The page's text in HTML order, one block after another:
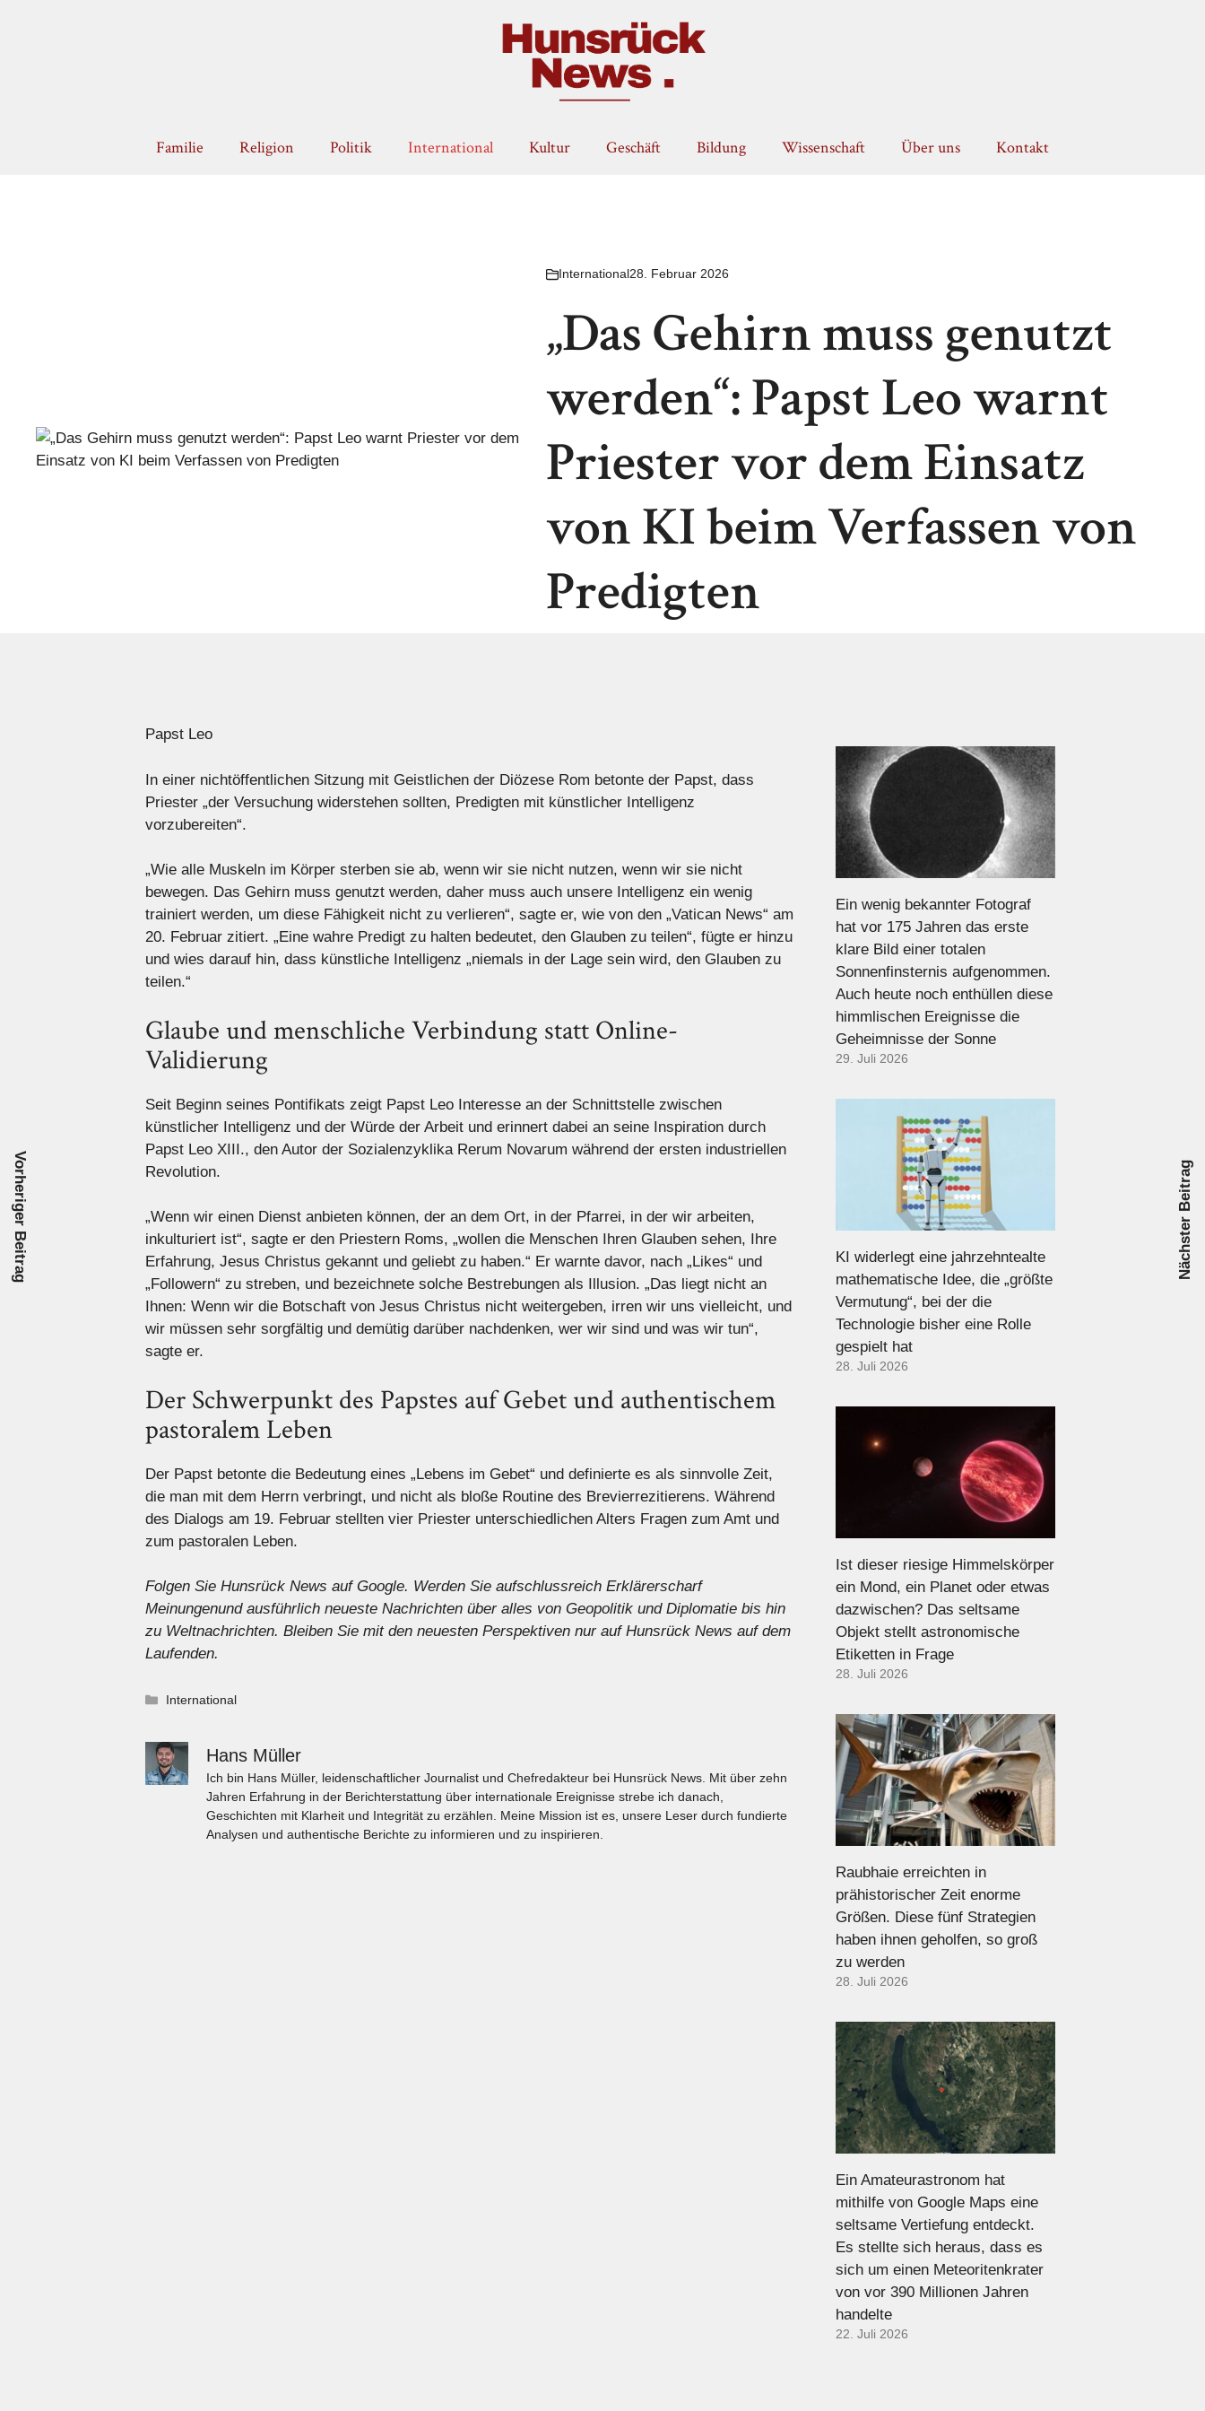
Familie Religion Politik International Kultur Geschäft Bildung Wissenschaft Über uns Kontakt
International28. Februar 2026
„Das Gehirn muss genutzt
werden“: Papst Leo warnt
Priester vor dem Einsatz
von KI beim Verfassen von
Predigten
Papst Leo
In einer nichtöffentlichen Sitzung mit Geistlichen der Diözese Rom betonte der Papst, dass
Priester „der Versuchung widerstehen sollten, Predigten mit künstlicher Intelligenz
vorzubereiten“.
„Wie alle Muskeln im Körper sterben sie ab, wenn wir sie nicht nutzen, wenn wir sie nicht
bewegen. Das Gehirn muss genutzt werden, daher muss auch unsere Intelligenz ein wenig
trainiert werden, um diese Fähigkeit nicht zu verlieren“, sagte er, wie von den „Vatican News“ am
20. Februar zitiert. „Eine wahre Predigt zu halten bedeutet, den Glauben zu teilen“, fügte er hinzu
und wies darauf hin, dass künstliche Intelligenz „niemals in der Lage sein wird, den Glauben zu
teilen.“
Glaube und menschliche Verbindung statt Online-
Validierung
Seit Beginn seines Pontifikats zeigt Papst Leo Interesse an der Schnittstelle zwischen
künstlicher Intelligenz und der Würde der Arbeit und erinnert dabei an seine Inspiration durch
Papst Leo XIII., den Autor der Sozialenzyklika Rerum Novarum während der ersten industriellen
Revolution.
„Wenn wir einen Dienst anbieten können, der an dem Ort, in der Pfarrei, in der wir arbeiten,
inkulturiert ist“, sagte er den Priestern Roms, „wollen die Menschen Ihren Glauben sehen, Ihre
Erfahrung, Jesus Christus gekannt und geliebt zu haben.“ Er warnte davor, nach „Likes“ und
„Followern“ zu streben, und bezeichnete solche Bestrebungen als Illusion. „Das liegt nicht an
Ihnen: Wenn wir die Botschaft von Jesus Christus nicht weitergeben, irren wir uns vielleicht, und
wir müssen sehr sorgfältig und demütig darüber nachdenken, wer wir sind und was wir tun“,
sagte er.
Der Schwerpunkt des Papstes auf Gebet und authentischem
pastoralem Leben
Der Papst betonte die Bedeutung eines „Lebens im Gebet“ und definierte es als sinnvolle Zeit,
die man mit dem Herrn verbringt, und nicht als bloße Routine des Brevierrezitierens. Während
des Dialogs am 19. Februar stellten vier Priester unterschiedlichen Alters Fragen zum Amt und
zum pastoralen Leben.
Folgen Sie Hunsrück News auf Google. Werden Sie aufschlussreich Erklärerscharf
Meinungenund ausführlich neueste Nachrichten über alles von Geopolitik und Diplomatie bis hin
zu Weltnachrichten. Bleiben Sie mit den neuesten Perspektiven nur auf Hunsrück News auf dem
Laufenden.
Kategorien
International
Hans Müller
Ich bin Hans Müller, leidenschaftlicher Journalist und Chefredakteur bei Hunsrück News. Mit über zehn
Jahren Erfahrung in der Berichterstattung über internationale Ereignisse strebe ich danach,
Geschichten mit Klarheit und Integrität zu erzählen. Meine Mission ist es, unsere Leser durch fundierte
Analysen und authentische Berichte zu informieren und zu inspirieren.
Vorheriger Beitrag Nächster Beitrag
Ein wenig bekannter Fotograf
hat vor 175 Jahren das erste
klare Bild einer totalen
Sonnenfinsternis aufgenommen.
Auch heute noch enthüllen diese
himmlischen Ereignisse die
Geheimnisse der Sonne
29. Juli 2026
KI widerlegt eine jahrzehntealte
mathematische Idee, die „größte
Vermutung“, bei der die
Technologie bisher eine Rolle
gespielt hat
28. Juli 2026
Ist dieser riesige Himmelskörper
ein Mond, ein Planet oder etwas
dazwischen? Das seltsame
Objekt stellt astronomische
Etiketten in Frage
28. Juli 2026
Raubhaie erreichten in
prähistorischer Zeit enorme
Größen. Diese fünf Strategien
haben ihnen geholfen, so groß
zu werden
28. Juli 2026
Ein Amateurastronom hat
mithilfe von Google Maps eine
seltsame Vertiefung entdeckt.
Es stellte sich heraus, dass es
sich um einen Meteoritenkrater
von vor 390 Millionen Jahren
handelte
22. Juli 2026